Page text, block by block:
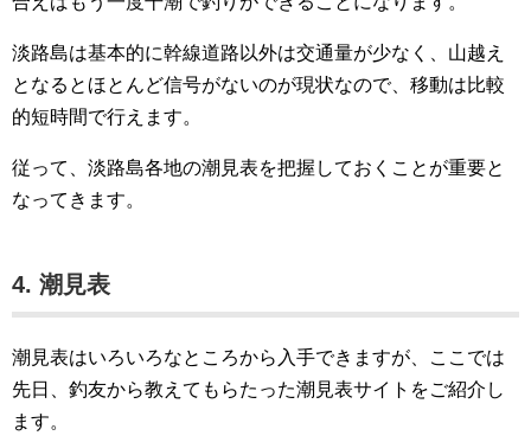
淡路島は基本的に幹線道路以外は交通量が少なく、山越え
となるとほとんど信号がないのが現状なので、移動は比較
的短時間で行えます。
従って、淡路島各地の潮見表を把握しておくことが重要と
なってきます。
4. 潮見表
潮見表はいろいろなところから入手できますが、ここでは
先日、釣友から教えてもらたった潮見表サイトをご紹介し
ます。